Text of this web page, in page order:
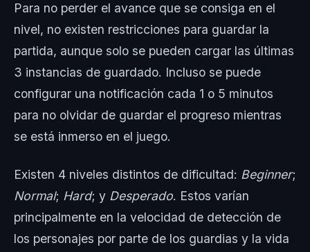
Para no perder el avance que se consiga en el
nivel, no existen restricciones para guardar la
partida, aunque solo se pueden cargar las últimas
3 instancias de guardado. Incluso se puede
configurar una notificación cada 1 o 5 minutos
para no olvidar de guardar el progreso mientras
se está inmerso en el juego.
Existen 4 niveles distintos de dificultad: Beginner;
Normal; Hard; y Desperado. Estos varían
principalmente en la velocidad de detección de
los personajes por parte de los guardias y la vida